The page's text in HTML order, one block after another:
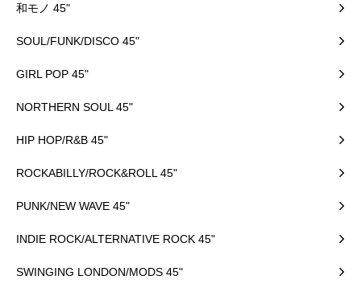
和モノ 45"
SOUL/FUNK/DISCO 45"
GIRL POP 45"
NORTHERN SOUL 45"
HIP HOP/R&B 45"
ROCKABILLY/ROCK&ROLL 45"
PUNK/NEW WAVE 45"
INDIE ROCK/ALTERNATIVE ROCK 45"
SWINGING LONDON/MODS 45"